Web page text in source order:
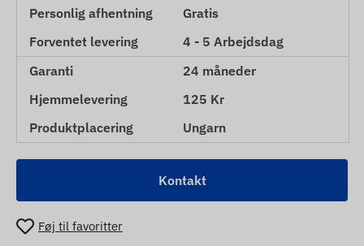
Personlig afhentning
Gratis
Forventet levering
4 - 5 Arbejdsdag
Garanti
24 måneder
Hjemmelevering
125 Kr
Produktplacering
Ungarn
Kontakt
Føj til favoritter